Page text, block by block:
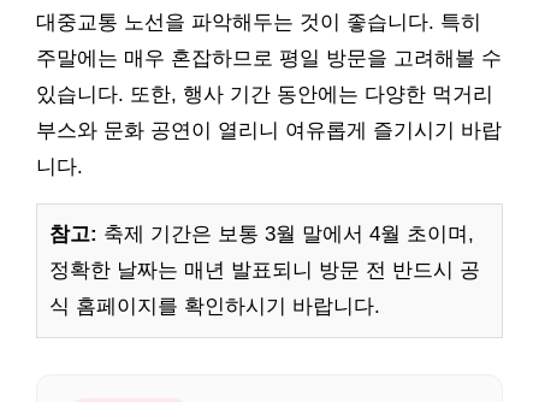
대중교통 노선을 파악해두는 것이 좋습니다. 특히
주말에는 매우 혼잡하므로 평일 방문을 고려해볼 수
있습니다. 또한, 행사 기간 동안에는 다양한 먹거리
부스와 문화 공연이 열리니 여유롭게 즐기시기 바랍
니다.
참고: 축제 기간은 보통 3월 말에서 4월 초이며,
정확한 날짜는 매년 발표되니 방문 전 반드시 공
식 홈페이지를 확인하시기 바랍니다.